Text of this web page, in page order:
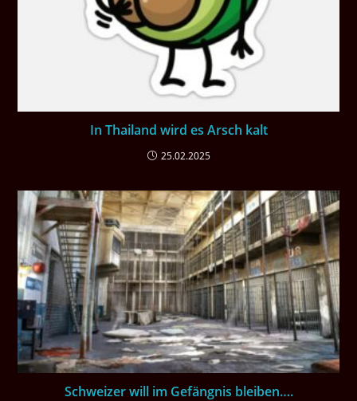
In Thailand wird es Arsch kalt
25.02.2025
Schweizer will im Gefängnis bleiben….